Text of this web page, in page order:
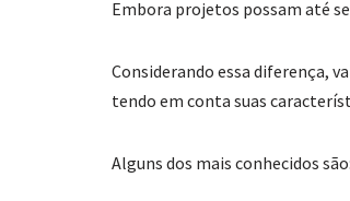
Embora projetos possam até
Considerando essa diferença,
tendo em conta suas
Alguns dos mais conhecidos são: